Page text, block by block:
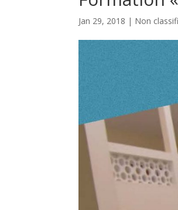
Jan 29, 2018 | Non